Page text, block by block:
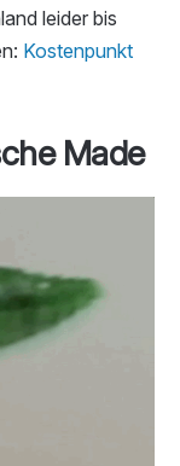
leider bis
Kostenpunkt
Made